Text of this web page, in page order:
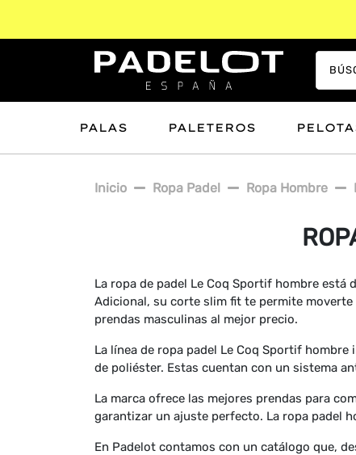
PALAS PALETEROS
Inicio Ropa Padel Ropa Hombre
La ropa de padel Le Coq Sportif hombre está
Adicional, su corte slim fit te permite
prendas masculinas al mejor precio.
La línea de ropa padel Le Coq Sportif
de poliéster. Estas cuentan con un sistema
La marca ofrece las mejores prendas para
garantizar un ajuste perfecto. La ropa padel
En Padelot contamos con un catálogo que,